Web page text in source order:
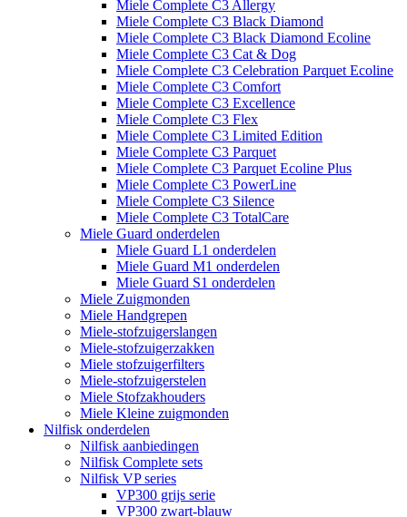
Miele Complete C3 Allergy
Miele Complete C3 Black Diamond
Miele Complete C3 Black Diamond Ecoline
Miele Complete C3 Cat & Dog
Miele Complete C3 Celebration Parquet Ecoline​
Miele Complete C3 Comfort
Miele Complete C3 Excellence
Miele Complete C3 Flex
Miele Complete C3 Limited Edition
Miele Complete C3 Parquet
Miele Complete C3 Parquet Ecoline Plus
Miele Complete C3 PowerLine
Miele Complete C3 Silence
Miele Complete C3 TotalCare
Miele Guard onderdelen
Miele Guard L1 onderdelen
Miele Guard M1 onderdelen
Miele Guard S1 onderdelen
Miele Zuigmonden
Miele Handgrepen
Miele-stofzuigerslangen
Miele-stofzuigerzakken
Miele stofzuigerfilters
Miele-stofzuigerstelen
Miele Stofzakhouders
Miele Kleine zuigmonden
Nilfisk onderdelen
Nilfisk aanbiedingen
Nilfisk Complete sets
Nilfisk VP series
VP300 grijs serie
VP300 zwart-blauw